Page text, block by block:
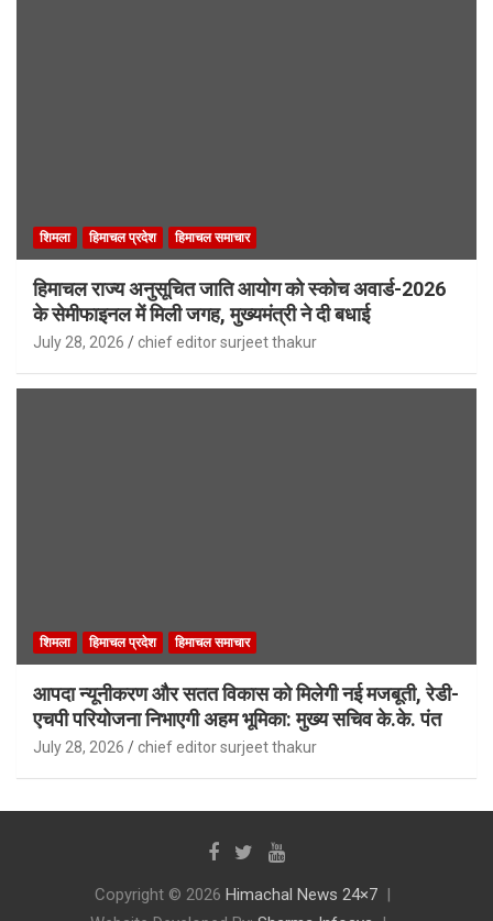
शिमला हिमाचल प्रदेश हिमाचल समाचार
हिमाचल राज्य अनुसूचित जाति आयोग को स्कोच अवार्ड-2026
के सेमीफाइनल में मिली जगह, मुख्यमंत्री ने दी बधाई
July 28, 2026 chief editor surjeet thakur
शिमला हिमाचल प्रदेश हिमाचल समाचार
आपदा न्यूनीकरण और सतत विकास को मिलेगी नई मजबूती, रेडी-
एचपी परियोजना निभाएगी अहम भूमिका: मुख्य सचिव के.के. पंत
July 28, 2026 chief editor surjeet thakur
Copyright © 2026 Himachal News 24×7